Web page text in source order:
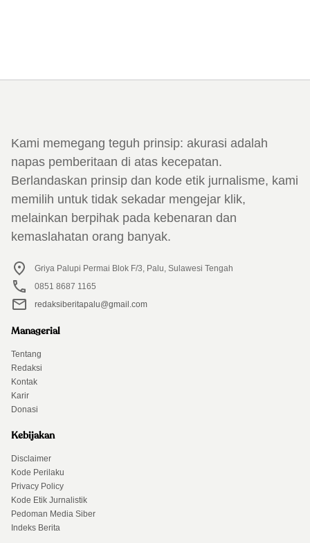
Kami memegang teguh prinsip: akurasi adalah
napas pemberitaan di atas kecepatan.
Berlandaskan prinsip dan kode etik jurnalisme, kami
memilih untuk tidak sekadar mengejar klik,
melainkan berpihak pada kebenaran dan
kemaslahatan orang banyak.
Griya Palupi Permai Blok F/3, Palu, Sulawesi Tengah
0851 8687 1165
redaksiberitapalu@gmail.com
Managerial
Tentang
Redaksi
Kontak
Karir
Donasi
Kebijakan
Disclaimer
Kode Perilaku
Privacy Policy
Kode Etik Jurnalistik
Pedoman Media Siber
Indeks Berita